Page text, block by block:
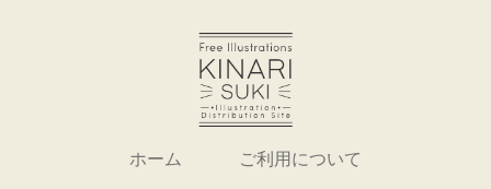
ホーム ご利用について